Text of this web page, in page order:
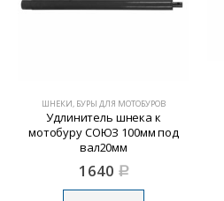
ШНЕКИ, БУРЫ ДЛЯ МОТОБУРОВ
Удлинитель шнека к
мотобуру СОЮЗ 100мм под
вал20мм
1640 Р